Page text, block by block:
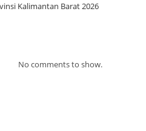
Kalimantan Barat 2026
No comments to show.